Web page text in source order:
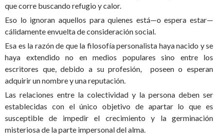
que corre buscando refugio y calor.
Eso lo ignoran aquellos para quienes está—o espera estar—
cálidamente envuelta de consideración social.
Esa es la razón de que la filosofía personalista haya nacido y se
haya extendido no en medios populares sino entre los
escritores que, debido a su profesión, poseen o esperan
adquirir un nombre y una reputación.
Las relaciones entre la colectividad y la persona deben ser
establecidas con el único objetivo de apartar lo que es
susceptible de impedir el crecimiento y la germinación
misteriosa de la parte impersonal del alma.